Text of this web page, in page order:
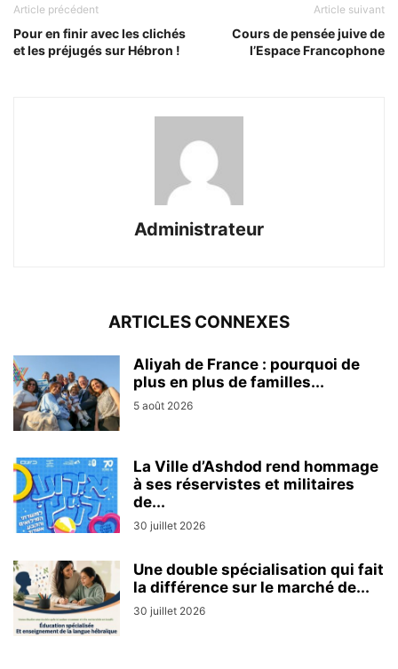
Article précédent
Pour en finir avec les clichés
et les préjugés sur Hébron !
Article suivant
Cours de pensée juive de
l’Espace Francophone
Administrateur
ARTICLES CONNEXES
Aliyah de France : pourquoi de
plus en plus de familles...
5 août 2026
La Ville d’Ashdod rend hommage
à ses réservistes et militaires
de...
30 juillet 2026
Une double spécialisation qui fait
la différence sur le marché de...
30 juillet 2026